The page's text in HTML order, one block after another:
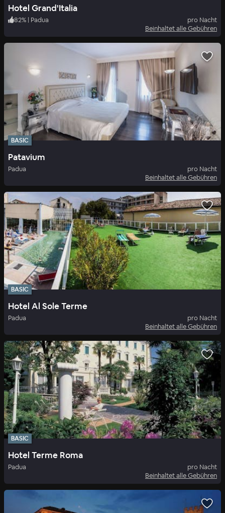
Hotel Grand'Italia
82% | Padua
pro Nacht
Beinhaltet alle Gebühren
BASIC
Patavium
Padua
pro Nacht
Beinhaltet alle Gebühren
BASIC
Hotel Al Sole Terme
Padua
pro Nacht
Beinhaltet alle Gebühren
BASIC
Hotel Terme Roma
Padua
pro Nacht
Beinhaltet alle Gebühren